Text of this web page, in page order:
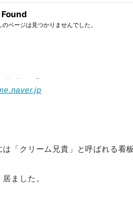
は「クリーム兄貴」と呼ばれる看
居ました。